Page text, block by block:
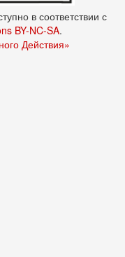
в соответствии с
BY-NC-SA.
Действия»